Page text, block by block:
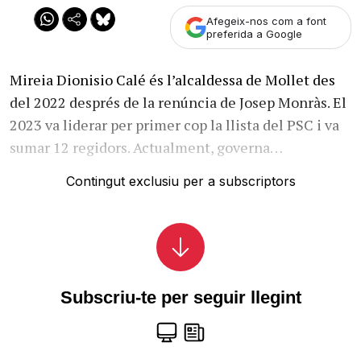
Afegeix-nos com a font
preferida a Google
Mireia Dionisio Calé és l’alcaldessa de Mollet des
del 2022 després de la renúncia de Josep Monràs. El
2023 va liderar per primer cop la llista del PSC i va
sumar 12 regidors. Actualment, governa…
Contingut exclusiu per a subscriptors